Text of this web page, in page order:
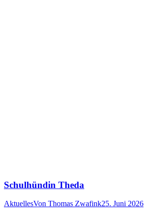
Schulhündin Theda
AktuellesVon Thomas Zwafink25. Juni 2026